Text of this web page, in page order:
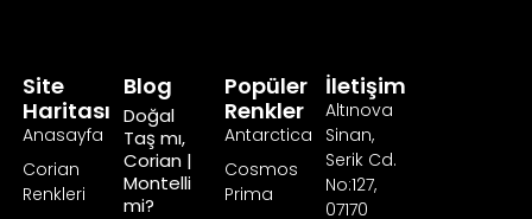
Blog
Doğal
Taş mı,
Corian |
Montelli
mi?
Popüler
Renkler
Antarctica
Cosmos
Prima
Site
Haritası
Anasayfa
Corian
Renkleri
İletişim
Altınova
Sinan,
Serik Cd.
No:127,
07170